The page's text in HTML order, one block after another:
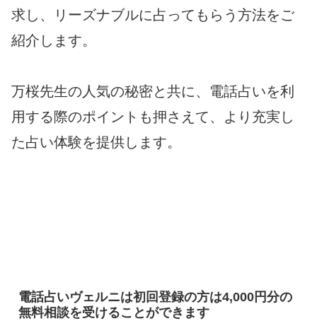
求し、リーズナブルに占ってもらう方法をご
紹介します。
万桜先生の人気の秘密と共に、電話占いを利
用する際のポイントも押さえて、より充実し
た占い体験を提供します。
電話占いヴェルニは初回登録の方は4,000円分の
無料相談を受けることができます